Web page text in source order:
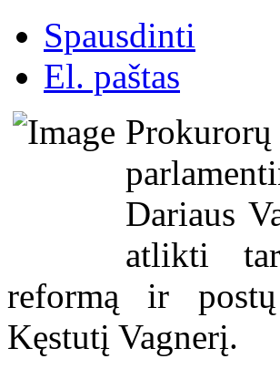
Spausdinti
El. paštas
Dariaus
atlikti
reformą ir
Kęstutį Vagnerį.